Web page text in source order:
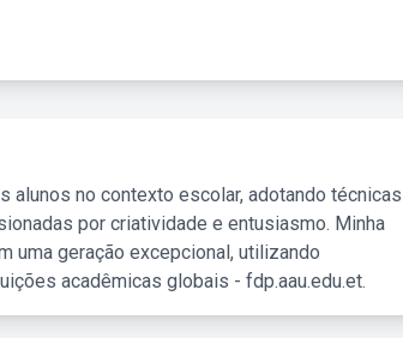
alunos no contexto escolar, adotando técnicas
por criatividade e entusiasmo. Minha
uma geração excepcional, utilizando
acadêmicas globais - fdp.aau.edu.et.